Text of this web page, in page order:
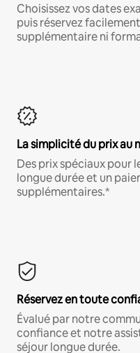
Choisissez vos dates
puis réservez
supplémentaire ni
La simplicité du prix au
Des prix spéciaux pour
longue durée et un
supplémentaires.*
Réservez en toute
Évalué par notre
confiance et notre
séjour longue durée.